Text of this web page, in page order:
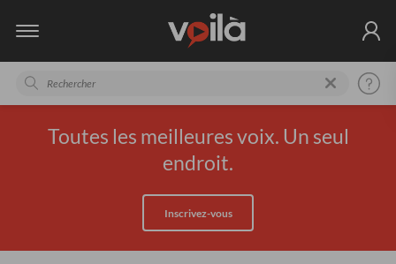
Toutes les meilleures voix. Un seul
endroit.
Inscrivez-vous